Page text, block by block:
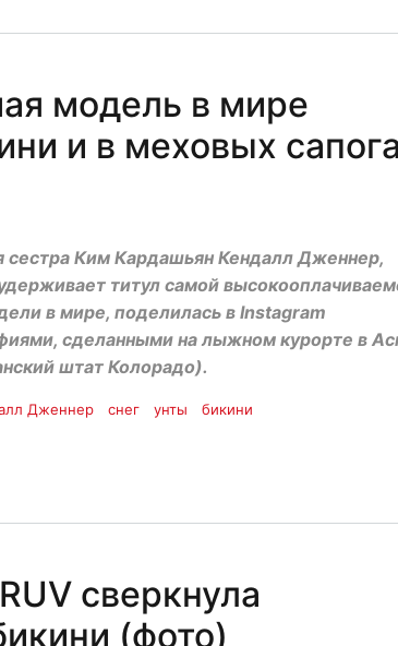
модель в мире
и в меховых
Ким Кардашьян Кендалл Дженнер,
титул самой
в мире, поделилась в Instagram
сделанными на лыжном курорте в
штат Колорадо).
Дженнер снег унты бикини
сверкнула
(фото)